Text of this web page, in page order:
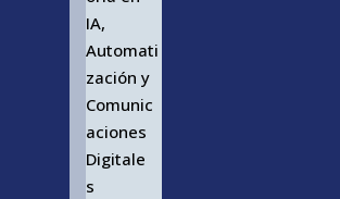
IA,
Automati
zación y
Comunic
aciones
Digitale
s